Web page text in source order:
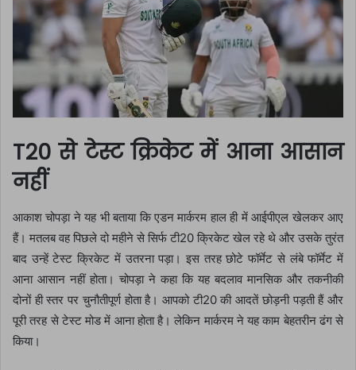
T20 से टेस्ट क्रिकेट में आना आसान
नहीं
आकाश चोपड़ा ने यह भी बताया कि एडन मार्करम हाल ही में आईपीएल खेलकर आए
हैं। मतलब वह पिछले दो महीने से सिर्फ टी20 क्रिकेट खेल रहे थे और उसके तुरंत
बाद उन्हें टेस्ट क्रिकेट में उतरना पड़ा। इस तरह छोटे फॉर्मेट से लंबे फॉर्मेट में
आना आसान नहीं होता। चोपड़ा ने कहा कि यह बदलाव मानसिक और तकनीकी
दोनों ही स्तर पर चुनौतीपूर्ण होता है। आपको टी20 की आदतें छोड़नी पड़ती हैं और
पूरी तरह से टेस्ट मोड में आना होता है। लेकिन मार्करम ने यह काम बेहतरीन ढंग से
किया।